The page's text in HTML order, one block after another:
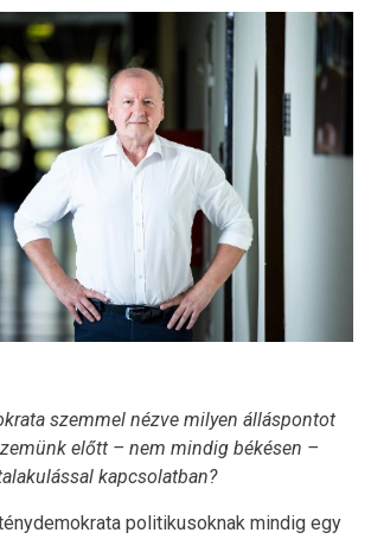
szemmel nézve milyen álláspontot
előtt – nem mindig békésen –
kapcsolatban?
politikusoknak mindig egy